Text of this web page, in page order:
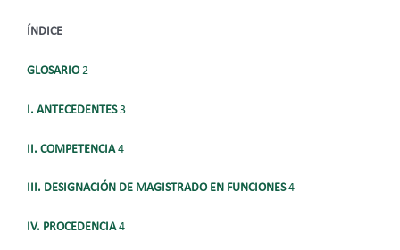
ÍNDICE
GLOSARIO2
I. ANTECEDENTES3
II. COMPETENCIA4
III. DESIGNACIÓN DE MAGISTRADO EN FUNCIONES4
IV. PROCEDENCIA4